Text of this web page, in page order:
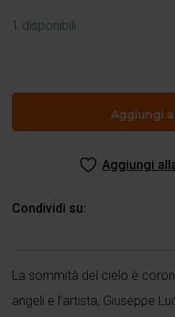
1 disponibili
Paradiso
Aggiungi
Aggiungi
Condividi su:
La sommità del cielo è
angeli e l’artista, Giuseppe